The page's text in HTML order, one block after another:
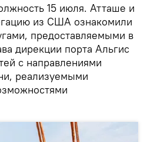
15 июля. Атташе и
из США ознакомили
предоставляемыми в
дирекции порта Альгис
с направлениями
реализуемыми